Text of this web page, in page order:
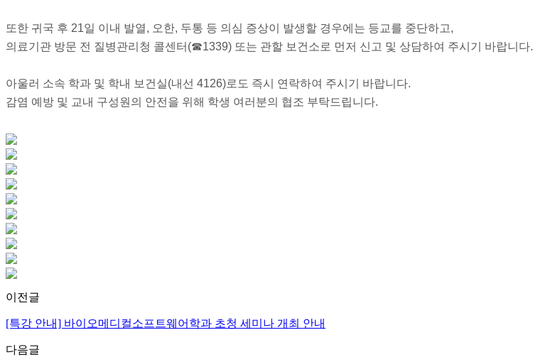
또한 귀국 후 21일 이내 발열, 오한, 두통 등 의심 증상이 발생할 경우에는 등교를 중단하고,
의료기관 방문 전 질병관리청 콜센터(☎1339) 또는 관할 보건소로 먼저 신고 및 상담하여 주시기 바랍니다.
아울러 소속 학과 및 학내 보건실(내선 4126)로도 즉시 연락하여 주시기 바랍니다.
감염 예방 및 교내 구성원의 안전을 위해 학생 여러분의 협조 부탁드립니다.
이전글
[특강 안내] 바이오메디컬소프트웨어학과 초청 세미나 개최 안내
다음글